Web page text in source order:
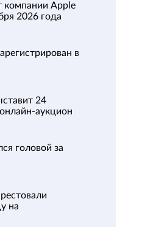
компании Apple
2026 года
в
24
аукцион
головой за
на